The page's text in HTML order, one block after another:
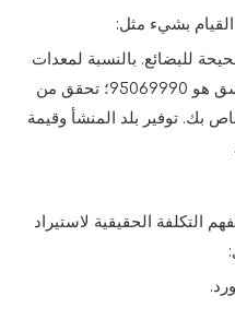
بشيء مثل:
للبضائع. بالنسبة لمعدات
الملاعب الداخلية، رمز النظام المنسق هو 95069990؛ تحقق من
بك. توفير بلد المنشأ وقيمة
التكلفة الحقيقية لاستيراد